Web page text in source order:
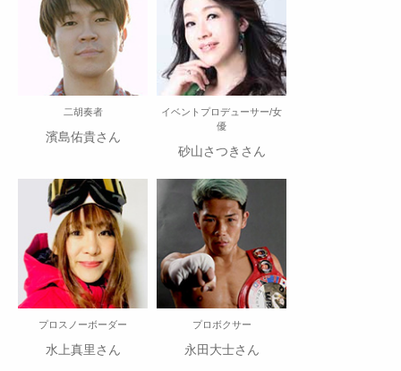
二胡奏者
濱島佑貴さん
イベントプロデューサー/女
優
砂山さつきさん
プロスノーボーダー
水上真里さん
プロボクサー
永田大士さん